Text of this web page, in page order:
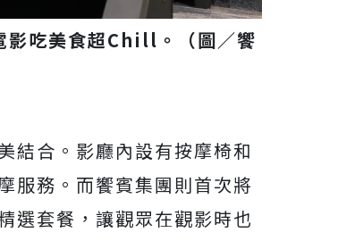
影吃美食超Chill。（圖／饗
結合。影廳內設有按摩椅和
服務。而饗賓集團則首次將
選套餐，讓觀眾在觀影時也